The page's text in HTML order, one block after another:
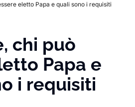
eletto Papa e quali sono i requisiti
chi può
Papa e
i requisiti